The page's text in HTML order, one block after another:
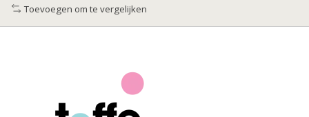
Toevoegen om te vergelijken